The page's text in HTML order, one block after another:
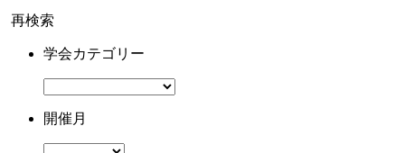
再検索
学会カテゴリー
開催月